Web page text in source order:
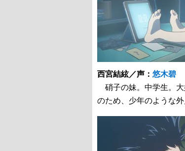
西宮結絃／声： 悠木碧
硝子の妹。中学生。
のため、少年のような